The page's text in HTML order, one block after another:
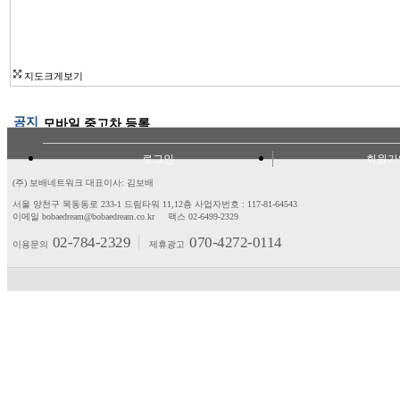
지도크게보기
공지 모바일 중고차 등록
로그인 회원
(주) 보배네트워크 대표이사: 김보배
서울 양천구 목동동로 233-1 드림타워 11,12층 사업자번호 : 117-81-64543
이메일 bobaedream@bobaedream.co.kr
팩스 02-6499-2329
이용문의 02-784-2329 제휴광고 070-4272-0114